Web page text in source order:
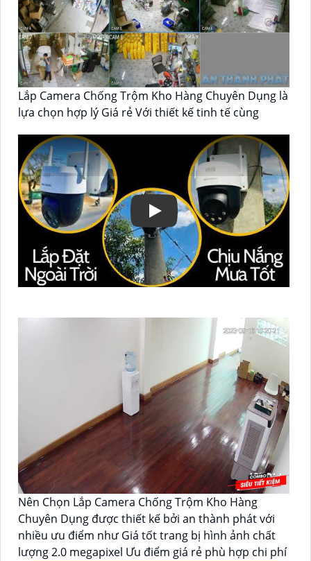
Lắp Camera Chống Trộm Kho Hàng Chuyên Dụng là
lựa chọn hợp lý Giá rẻ Với thiết kế tinh tế cùng
Nên Chọn Lắp Camera Chống Trộm Kho Hàng
Chuyên Dụng được thiết kế bởi an thành phát với
nhiều ưu điểm như Giá tốt trang bị hình ảnh chất
lượng 2.0 megapixel Ưu điểm giá rẻ phù hợp chi phí